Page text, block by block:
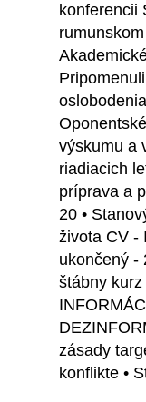
konferencii
výskumu a
riadiacich
príprava a
20 •
života CV -
ukončený -
štábny
zásady
konflikte •